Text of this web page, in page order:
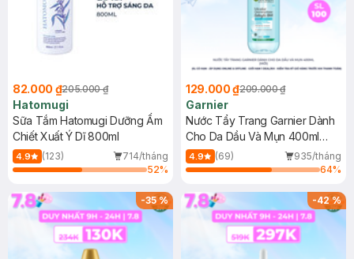
82.000 ₫205.000 ₫
Hatomugi
Sữa Tắm Hatomugi Dưỡng Ẩm
Chiết Xuất Ý Dĩ 800ml
4.9 (123)
714/tháng
52%
129.000 ₫209.000 ₫
Garnier
Nước Tẩy Trang Garnier Dành
Cho Da Dầu Và Mụn 400ml
(Mới)
4.9 (69)
935/tháng
64%
-35% -42%